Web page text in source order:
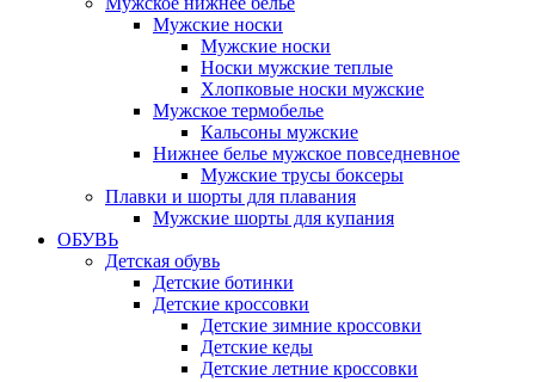
Мужские носки
Мужские носки
Носки мужские теплые
Хлопковые носки мужские
Мужское термобелье
Кальсоны мужские
Нижнее белье мужское повседневное
Мужские трусы боксеры
Плавки и шорты для плавания
Мужские шорты для купания
ОБУВЬ
Детская обувь
Детские ботинки
Детские кроссовки
Детские зимние кроссовки
Детские кеды
Детские летние кроссовки